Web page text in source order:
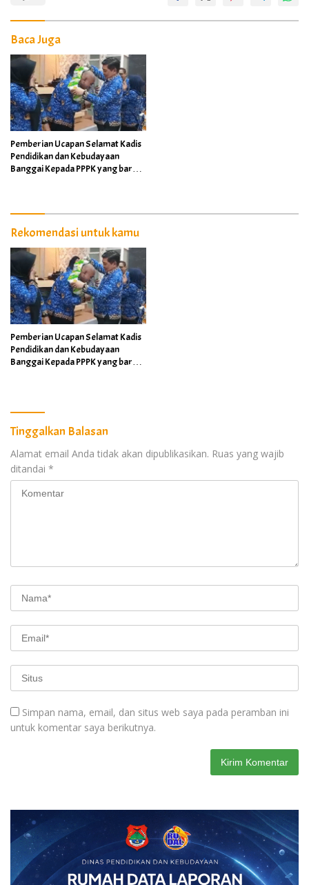
Baca Juga
Pemberian Ucapan Selamat Kadis
Pendidikan dan Kebudayaan
Banggai Kepada PPPK yang baru
Rekomendasi untuk kamu
Pemberian Ucapan Selamat Kadis
Pendidikan dan Kebudayaan
Banggai Kepada PPPK yang baru
Tinggalkan Balasan
Alamat email Anda tidak akan dipublikasikan. Ruas yang wajib
ditandai *
Simpan nama, email, dan situs web saya pada peramban ini
untuk komentar saya berikutnya.